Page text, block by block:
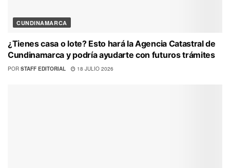
CUNDINAMARCA
¿Tienes casa o lote? Esto hará la Agencia Catastral de
Cundinamarca y podría ayudarte con futuros trámites
POR STAFF EDITORIAL 18 JULIO 2026